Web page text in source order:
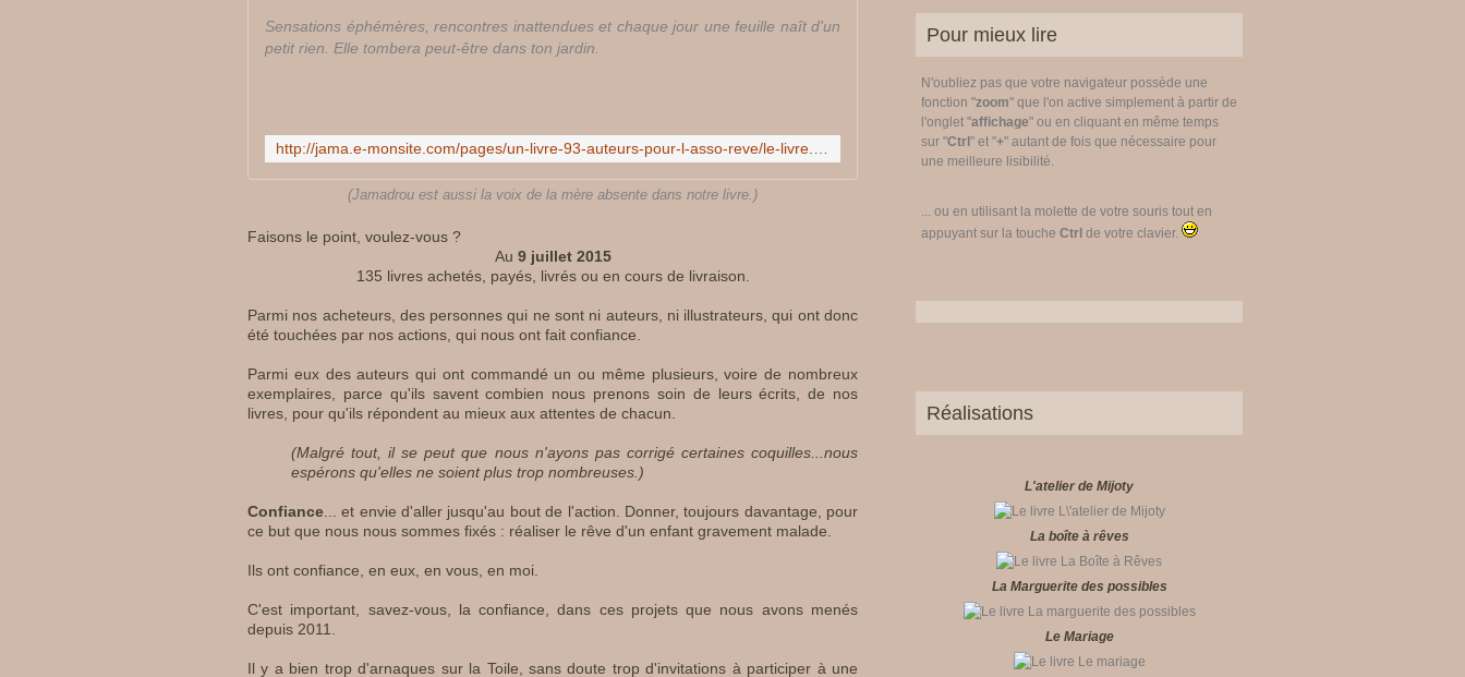
Sensations éphémères, rencontres inattendues et chaque jour une feuille naît d'un
petit rien. Elle tombera peut-être dans ton jardin.
(Jamadrou est aussi la voix de la mère absente dans notre livre.)
Faisons le point, voulez-vous ?
Au 9 juillet 2015
135 livres achetés, payés, livrés ou en cours de livraison.
Parmi nos acheteurs, des personnes qui ne sont ni auteurs, ni illustrateurs, qui ont donc
été touchées par nos actions, qui nous ont fait confiance.
Parmi eux des auteurs qui ont commandé un ou même plusieurs, voire de nombreux
exemplaires, parce qu'ils savent combien nous prenons soin de leurs écrits, de nos
livres, pour qu'ils répondent au mieux aux attentes de chacun.
(Malgré tout, il se peut que nous n'ayons pas corrigé certaines coquilles...nous
espérons qu'elles ne soient plus trop nombreuses.)
Confiance ... et envie d'aller jusqu'au bout de l'action. Donner, toujours davantage, pour
ce but que nous nous sommes fixés : réaliser le rêve d'un enfant gravement malade.
Ils ont confiance, en eux, en vous, en moi.
C'est important, savez-vous, la confiance, dans ces projets que nous avons menés
depuis 2011.
Il y a bien trop d'arnaques sur la Toile, sans doute trop d'invitations à participer à une
Pour mieux lire
N'oubliez pas que votre navigateur possède une
fonction "zoom" que l'on active simplement à partir de
l'onglet "affichage" ou en cliquant en même temps
sur "Ctrl " et "+" autant de fois que nécessaire pour
une meilleure lisibilité.
... ou en utilisant la molette de votre souris tout en
appuyant sur la touche Ctrl de votre clavier.
Réalisations
L'atelier de Mijoty
La boîte à rêves
La Marguerite des possibles
Le Mariage